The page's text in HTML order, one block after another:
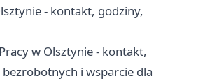
- kontakt, godziny,
w Olsztynie - kontakt,
i wsparcie dla